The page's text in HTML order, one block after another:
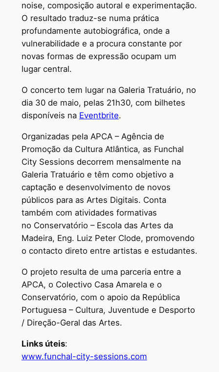
noise, composição autoral e experimentação.
O resultado traduz-se numa prática
profundamente autobiográfica, onde a
vulnerabilidade e a procura constante por
novas formas de expressão ocupam um
lugar central.
O concerto tem lugar na Galeria Tratuário, no
dia 30 de maio, pelas 21h30, com bilhetes
disponíveis na Eventbrite.
Organizadas pela APCA – Agência de
Promoção da Cultura Atlântica, as Funchal
City Sessions decorrem mensalmente na
Galeria Tratuário e têm como objetivo a
captação e desenvolvimento de novos
públicos para as Artes Digitais. Conta
também com atividades formativas
no Conservatório – Escola das Artes da
Madeira, Eng. Luiz Peter Clode, promovendo
o contacto direto entre artistas e estudantes.
O projeto resulta de uma parceria entre a
APCA, o Colectivo Casa Amarela e o
Conservatório, com o apoio da República
Portuguesa – Cultura, Juventude e Desporto
/ Direção-Geral das Artes.
Links úteis:
www.funchal-city-sessions.com